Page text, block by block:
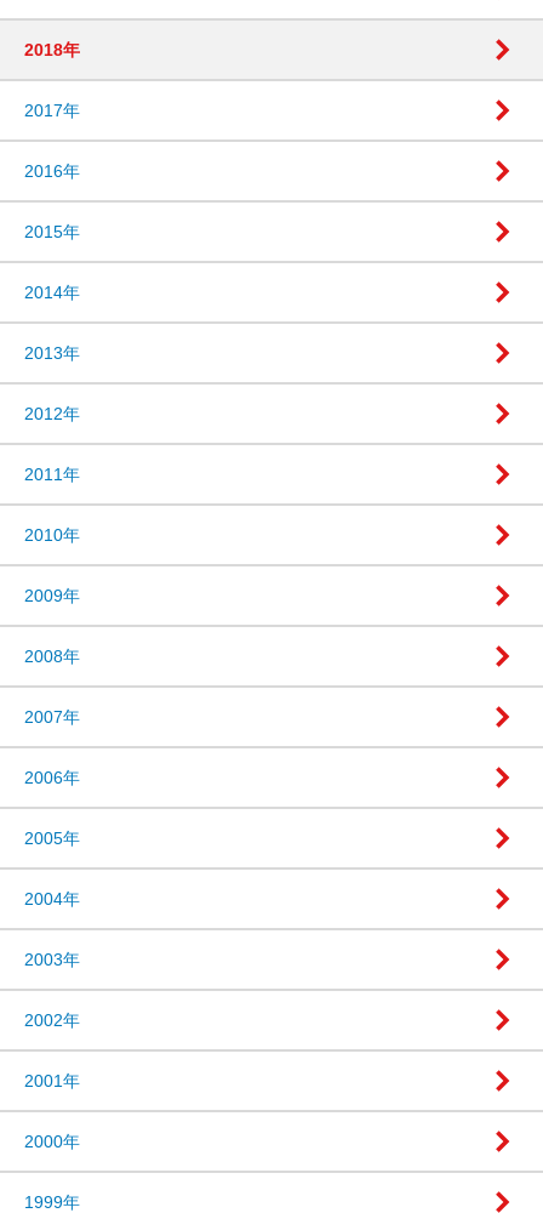
2018年
2017年
2016年
2015年
2014年
2013年
2012年
2011年
2010年
2009年
2008年
2007年
2006年
2005年
2004年
2003年
2002年
2001年
2000年
1999年